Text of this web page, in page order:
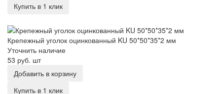
Купить в 1 клик
Крепежный уголок оцинкованный KU 50*50*35*2 мм
Уточнить наличие
53 руб. шт
Добавить в корзину
Купить в 1 клик